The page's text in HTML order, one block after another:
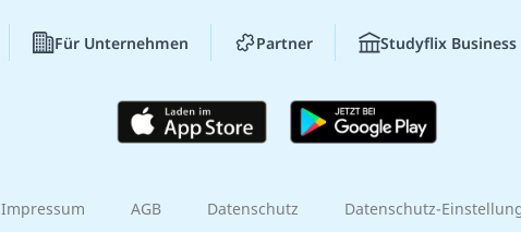
Für Unternehmen Partner Studyflix Business
Impressum AGB Datenschutz Datenschutz-